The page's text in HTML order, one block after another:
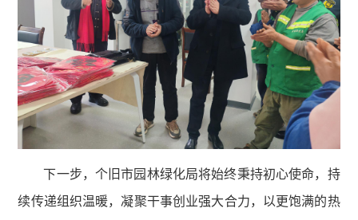
下一步，个旧市园林绿化局将始终秉持初心使命，持
续传递组织温暖，凝聚干事创业强大合力，以更饱满的热